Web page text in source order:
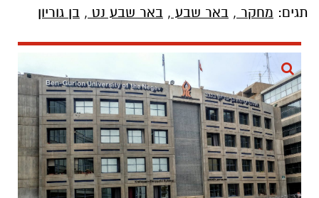
תגים: מחקר , באר שבע , באר שבע נט , בן גוריון